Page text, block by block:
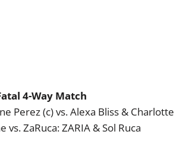
4-Way Match
Perez (c) vs. Alexa Bliss & Charlotte
ZaRuca: ZARIA & Sol Ruca